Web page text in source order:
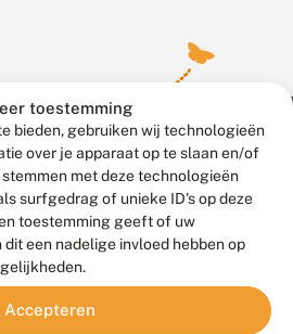
toestemming
bieden, gebruiken wij technologieën
over je apparaat op te slaan en/of
met deze technologieën
surfgedrag of unieke ID's op deze
toestemming geeft of uw
een nadelige invloed hebben op
Accepteren
Vlinderstichting
door
Go2People
, ontworpen door
Field Agency
Privacy
Disclaimer
Sitemap